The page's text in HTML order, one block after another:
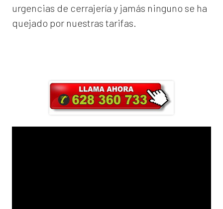
urgencias de cerrajería y jamás ninguno se ha
quejado por nuestras tarifas.